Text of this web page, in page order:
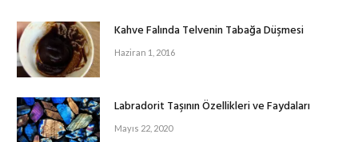
Kahve Falında Telvenin Tabağa Düşmesi
Haziran 1, 2016
Labradorit Taşının Özellikleri ve Faydaları
Mayıs 22, 2020